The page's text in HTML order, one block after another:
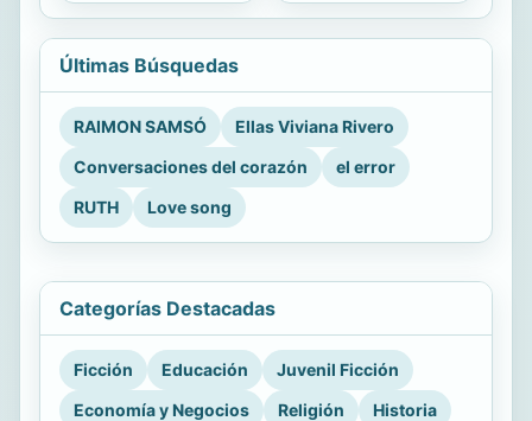
Últimas Búsquedas
RAIMON SAMSÓ
Ellas Viviana Rivero
Conversaciones del corazón
el error
RUTH
Love song
Categorías Destacadas
Ficción Educación
Juvenil Ficción
Economía y Negocios
Religión Historia